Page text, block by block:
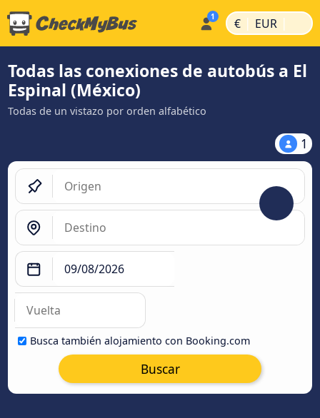
€ | EUR |
Todas las conexiones de autobús a El
Espinal (México)
Todas de un vistazo por orden alfabético
1
Busca también alojamiento con Booking.com
Buscar